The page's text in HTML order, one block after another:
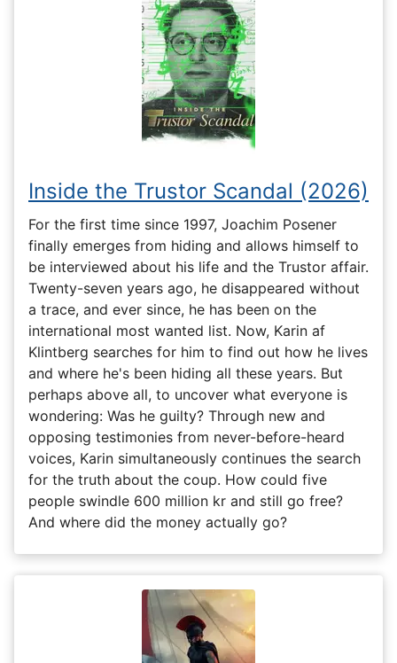
Inside the Trustor Scandal (2026)
For the first time since 1997, Joachim Posener
finally emerges from hiding and allows himself to
be interviewed about his life and the Trustor affair.
Twenty-seven years ago, he disappeared without
a trace, and ever since, he has been on the
international most wanted list. Now, Karin af
Klintberg searches for him to find out how he lives
and where he's been hiding all these years. But
perhaps above all, to uncover what everyone is
wondering: Was he guilty? Through new and
opposing testimonies from never-before-heard
voices, Karin simultaneously continues the search
for the truth about the coup. How could five
people swindle 600 million kr and still go free?
And where did the money actually go?